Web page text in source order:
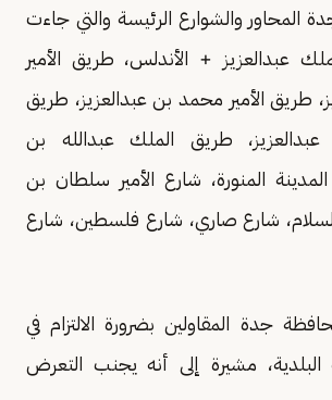
المحاور والشوارع الرئيسة والتي جاءت
عبدالعزيز + الأندلس، طريق الأمير
طريق الأمير محمد بن عبدالعزيز، طريق
طريق الملك عبدالله بن
المنورة، شارع الأمير سلطان بن
شارع صاري، شارع فلسطين، شارع
جدة المقاولين بضرورة الالتزام في
البلدية، مشيرة إلى أنه يجنب التعرض